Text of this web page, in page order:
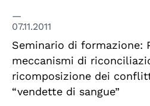
07.11.2011
Seminario di formazione:
meccanismi di
ricomposizione dei
“vendette di sangue”